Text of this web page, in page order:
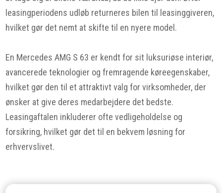
leasingperiodens udløb returneres bilen til leasinggiveren,
hvilket gør det nemt at skifte til en nyere model.
En Mercedes AMG S 63 er kendt for sit luksuriøse interiør,
avancerede teknologier og fremragende køreegenskaber,
hvilket gør den til et attraktivt valg for virksomheder, der
ønsker at give deres medarbejdere det bedste.
Leasingaftalen inkluderer ofte vedligeholdelse og
forsikring, hvilket gør det til en bekvem løsning for
erhvervslivet.